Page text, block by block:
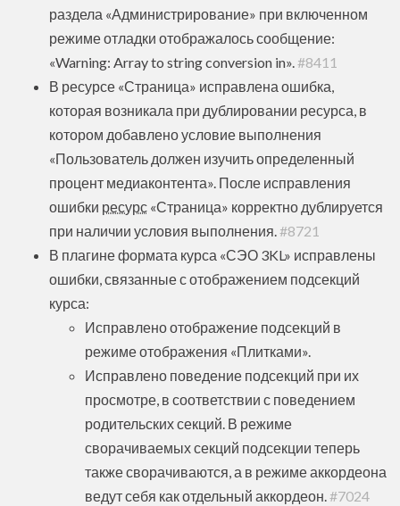
раздела «Администрирование» при включенном
режиме отладки отображалось сообщение:
«Warning: Array to string conversion in».#8411
В ресурсе «Страница» исправлена ошибка,
которая возникала при дублировании ресурса, в
котором добавлено условие выполнения
«Пользователь должен изучить определенный
процент медиаконтента». После исправления
ошибки ресурс «Страница» корректно дублируется
при наличии условия выполнения.#8721
В плагине формата курса «СЭО 3KL» исправлены
ошибки, связанные с отображением подсекций
курса:
Исправлено отображение подсекций в
режиме отображения «Плитками».
Исправлено поведение подсекций при их
просмотре, в соответствии с поведением
родительских секций. В режиме
сворачиваемых секций подсекции теперь
также сворачиваются, а в режиме аккордеона
ведут себя как отдельный аккордеон.#7024